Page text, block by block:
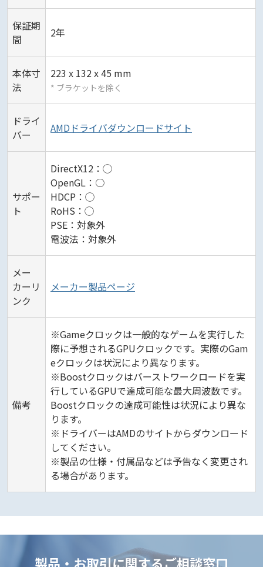
保証期
間
2年
本体寸
法
223 x 132 x 45 mm
* ブラケットを除く
ドライ
バー
AMDドライバダウンロードサイト
サポー
ト
DirectX12：◯
OpenGL：○
HDCP：◯
RoHS：◯
PSE：対象外
電波法：対象外
メー
カーリ
ンク
メーカー製品ページ
備考
※Gameクロックは一般的なゲームを実行した
際に予想されるGPUクロックです。実際のGam
eクロックは状況により異なります。
※Boostクロックはバーストワークロードを実
行しているGPUで達成可能な最大周波数です。
Boostクロックの達成可能性は状況により異な
ります。
※ドライバーはAMDのサイトからダウンロード
してください。
※製品の仕様・付属品などは予告なく変更され
る場合があります。
製品・お取引に関するご相談窓口